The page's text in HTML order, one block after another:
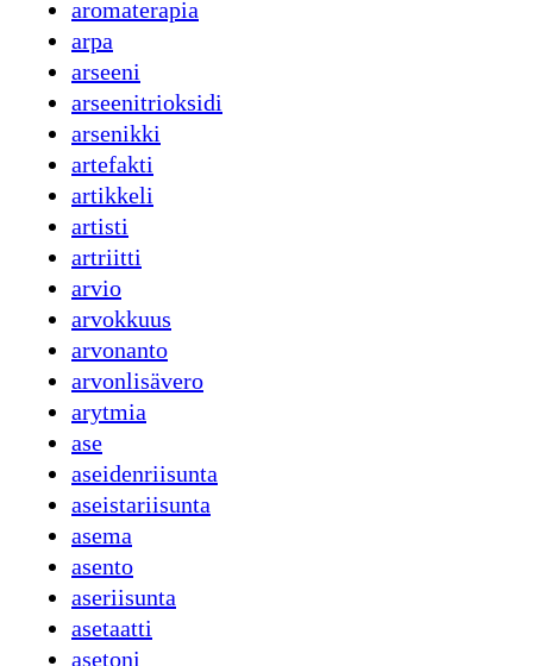
aromaterapia
arpa
arseeni
arseenitrioksidi
arsenikki
artefakti
artikkeli
artisti
artriitti
arvio
arvokkuus
arvonanto
arvonlisävero
arytmia
ase
aseidenriisunta
aseistariisunta
asema
asento
aseriisunta
asetaatti
asetoni